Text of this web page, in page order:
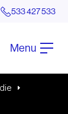
533 427 533
Menu